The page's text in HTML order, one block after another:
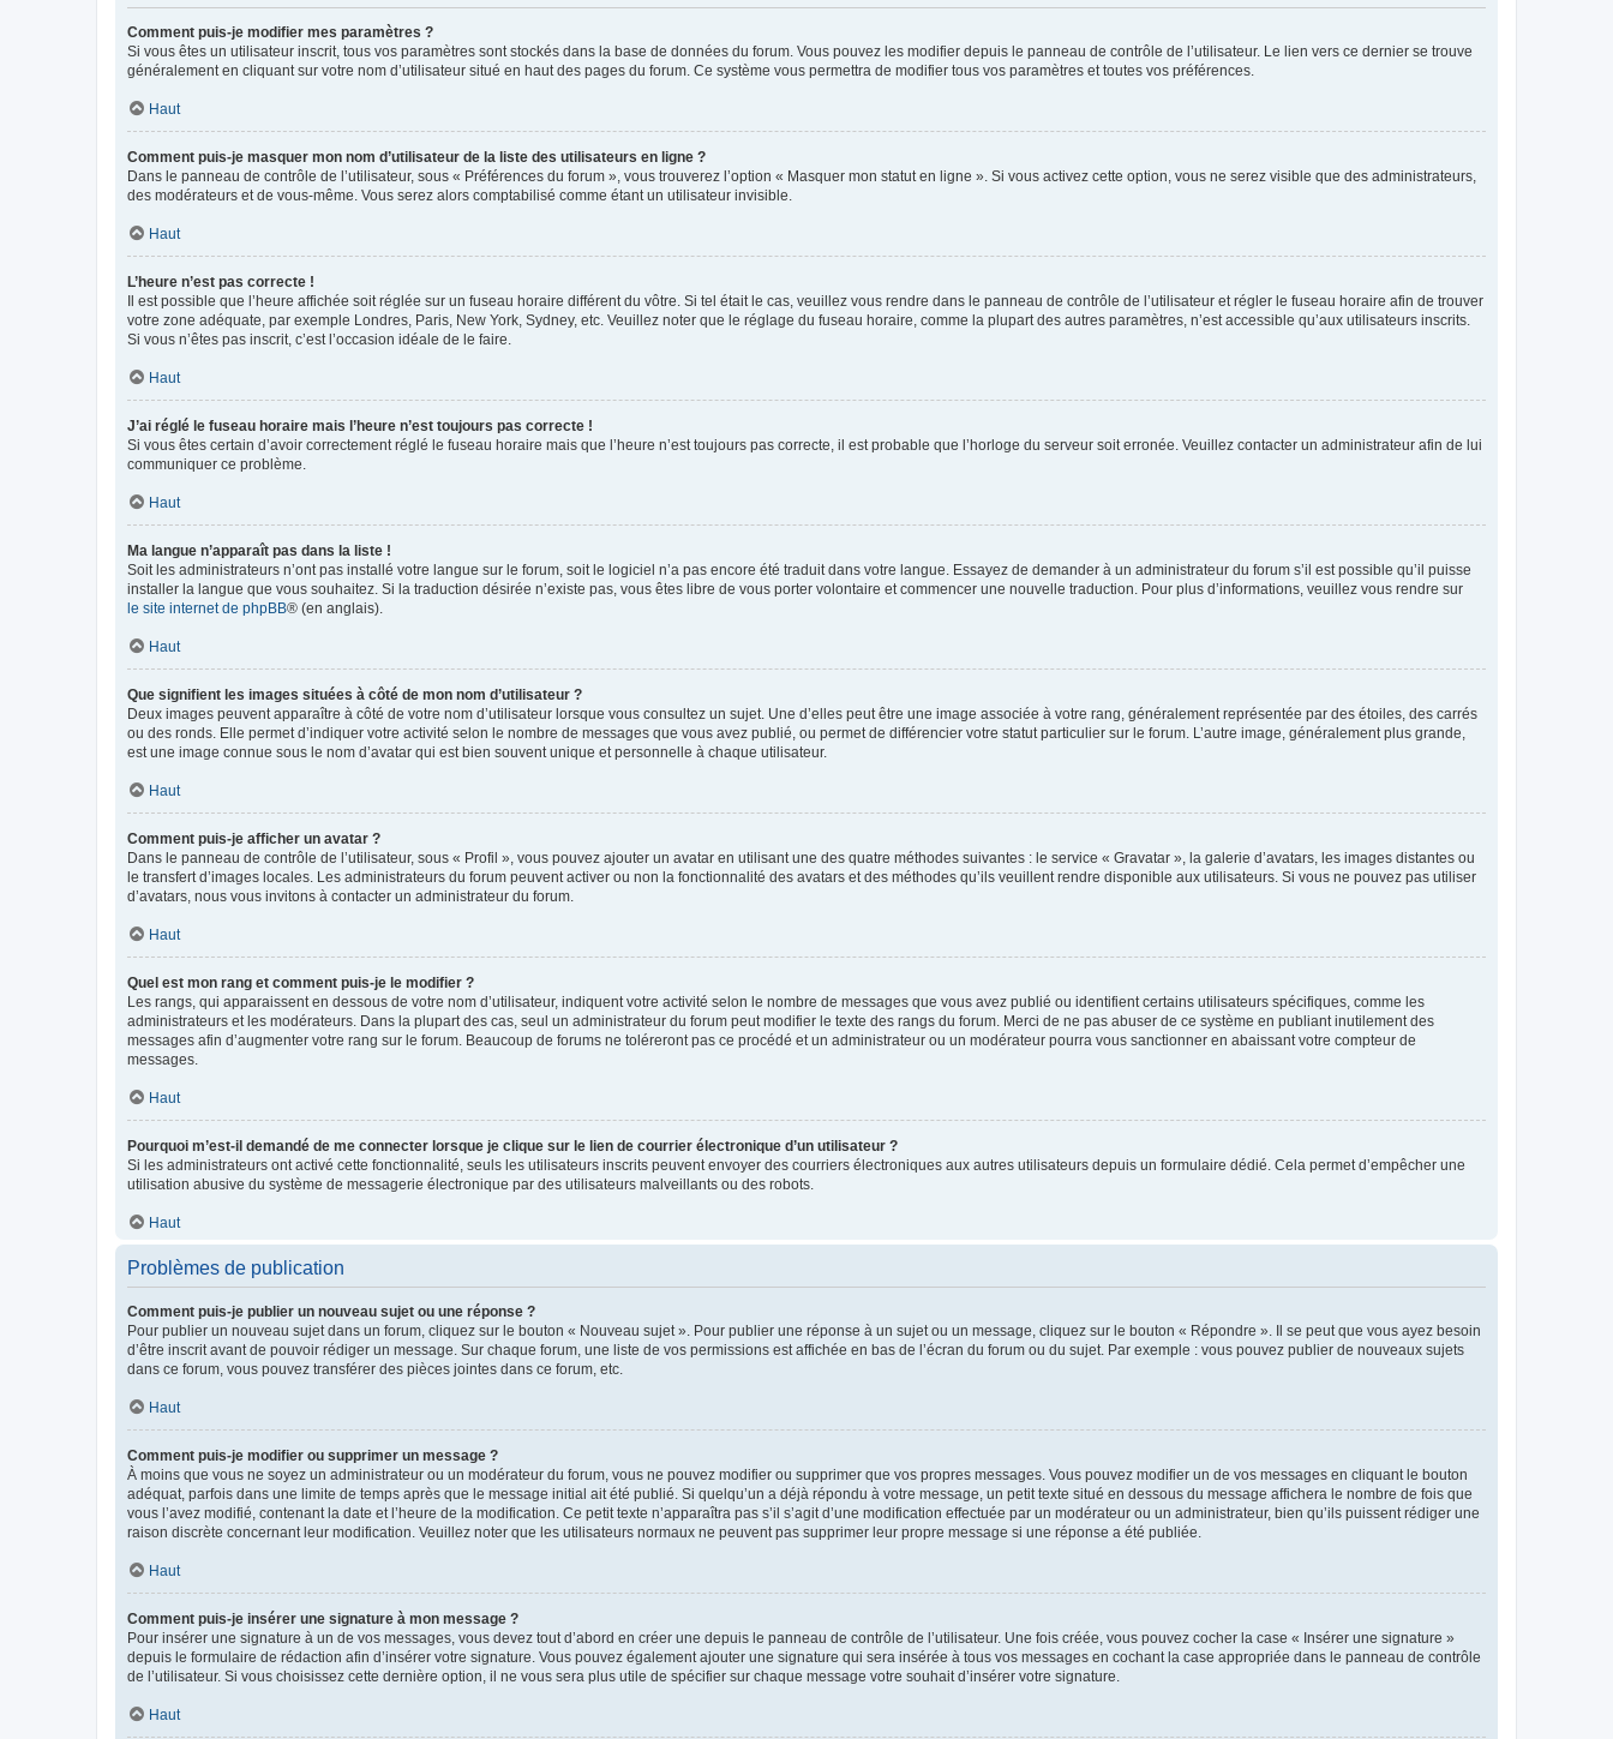
Comment puis-je modifier mes paramètres ?
Si vous êtes un utilisateur inscrit, tous vos paramètres sont stockés dans la base de données du forum. Vous pouvez les modifier depuis le panneau de contrôle de l’utilisateur. Le lien vers ce dernier se trouve
généralement en cliquant sur votre nom d’utilisateur situé en haut des pages du forum. Ce système vous permettra de modifier tous vos paramètres et toutes vos préférences.
Haut
Comment puis-je masquer mon nom d’utilisateur de la liste des utilisateurs en ligne ?
Dans le panneau de contrôle de l’utilisateur, sous « Préférences du forum », vous trouverez l’option « Masquer mon statut en ligne ». Si vous activez cette option, vous ne serez visible que des administrateurs,
des modérateurs et de vous-même. Vous serez alors comptabilisé comme étant un utilisateur invisible.
Haut
L’heure n’est pas correcte !
Il est possible que l’heure affichée soit réglée sur un fuseau horaire différent du vôtre. Si tel était le cas, veuillez vous rendre dans le panneau de contrôle de l’utilisateur et régler le fuseau horaire afin de trouver
votre zone adéquate, par exemple Londres, Paris, New York, Sydney, etc. Veuillez noter que le réglage du fuseau horaire, comme la plupart des autres paramètres, n’est accessible qu’aux utilisateurs inscrits.
Si vous n’êtes pas inscrit, c’est l’occasion idéale de le faire.
Haut
J’ai réglé le fuseau horaire mais l’heure n’est toujours pas correcte !
Si vous êtes certain d’avoir correctement réglé le fuseau horaire mais que l’heure n’est toujours pas correcte, il est probable que l’horloge du serveur soit erronée. Veuillez contacter un administrateur afin de lui
communiquer ce problème.
Haut
Ma langue n’apparaît pas dans la liste !
Soit les administrateurs n’ont pas installé votre langue sur le forum, soit le logiciel n’a pas encore été traduit dans votre langue. Essayez de demander à un administrateur du forum s’il est possible qu’il puisse
installer la langue que vous souhaitez. Si la traduction désirée n’existe pas, vous êtes libre de vous porter volontaire et commencer une nouvelle traduction. Pour plus d’informations, veuillez vous rendre sur
le site internet de phpBB® (en anglais).
Haut
Que signifient les images situées à côté de mon nom d’utilisateur ?
Deux images peuvent apparaître à côté de votre nom d’utilisateur lorsque vous consultez un sujet. Une d’elles peut être une image associée à votre rang, généralement représentée par des étoiles, des carrés
ou des ronds. Elle permet d’indiquer votre activité selon le nombre de messages que vous avez publié, ou permet de différencier votre statut particulier sur le forum. L’autre image, généralement plus grande,
est une image connue sous le nom d’avatar qui est bien souvent unique et personnelle à chaque utilisateur.
Haut
Comment puis-je afficher un avatar ?
Dans le panneau de contrôle de l’utilisateur, sous « Profil », vous pouvez ajouter un avatar en utilisant une des quatre méthodes suivantes : le service « Gravatar », la galerie d’avatars, les images distantes ou
le transfert d’images locales. Les administrateurs du forum peuvent activer ou non la fonctionnalité des avatars et des méthodes qu’ils veuillent rendre disponible aux utilisateurs. Si vous ne pouvez pas utiliser
d’avatars, nous vous invitons à contacter un administrateur du forum.
Haut
Quel est mon rang et comment puis-je le modifier ?
Les rangs, qui apparaissent en dessous de votre nom d’utilisateur, indiquent votre activité selon le nombre de messages que vous avez publié ou identifient certains utilisateurs spécifiques, comme les
administrateurs et les modérateurs. Dans la plupart des cas, seul un administrateur du forum peut modifier le texte des rangs du forum. Merci de ne pas abuser de ce système en publiant inutilement des
messages afin d’augmenter votre rang sur le forum. Beaucoup de forums ne toléreront pas ce procédé et un administrateur ou un modérateur pourra vous sanctionner en abaissant votre compteur de
messages.
Haut
Pourquoi m’est-il demandé de me connecter lorsque je clique sur le lien de courrier électronique d’un utilisateur ?
Si les administrateurs ont activé cette fonctionnalité, seuls les utilisateurs inscrits peuvent envoyer des courriers électroniques aux autres utilisateurs depuis un formulaire dédié. Cela permet d’empêcher une
utilisation abusive du système de messagerie électronique par des utilisateurs malveillants ou des robots.
Haut
Problèmes de publication
Comment puis-je publier un nouveau sujet ou une réponse ?
Pour publier un nouveau sujet dans un forum, cliquez sur le bouton « Nouveau sujet ». Pour publier une réponse à un sujet ou un message, cliquez sur le bouton « Répondre ». Il se peut que vous ayez besoin
d’être inscrit avant de pouvoir rédiger un message. Sur chaque forum, une liste de vos permissions est affichée en bas de l’écran du forum ou du sujet. Par exemple : vous pouvez publier de nouveaux sujets
dans ce forum, vous pouvez transférer des pièces jointes dans ce forum, etc.
Haut
Comment puis-je modifier ou supprimer un message ?
À moins que vous ne soyez un administrateur ou un modérateur du forum, vous ne pouvez modifier ou supprimer que vos propres messages. Vous pouvez modifier un de vos messages en cliquant le bouton
adéquat, parfois dans une limite de temps après que le message initial ait été publié. Si quelqu’un a déjà répondu à votre message, un petit texte situé en dessous du message affichera le nombre de fois que
vous l’avez modifié, contenant la date et l’heure de la modification. Ce petit texte n’apparaîtra pas s’il s’agit d’une modification effectuée par un modérateur ou un administrateur, bien qu’ils puissent rédiger une
raison discrète concernant leur modification. Veuillez noter que les utilisateurs normaux ne peuvent pas supprimer leur propre message si une réponse a été publiée.
Haut
Comment puis-je insérer une signature à mon message ?
Pour insérer une signature à un de vos messages, vous devez tout d’abord en créer une depuis le panneau de contrôle de l’utilisateur. Une fois créée, vous pouvez cocher la case « Insérer une signature »
depuis le formulaire de rédaction afin d’insérer votre signature. Vous pouvez également ajouter une signature qui sera insérée à tous vos messages en cochant la case appropriée dans le panneau de contrôle
de l’utilisateur. Si vous choisissez cette dernière option, il ne vous sera plus utile de spécifier sur chaque message votre souhait d’insérer votre signature.
Haut